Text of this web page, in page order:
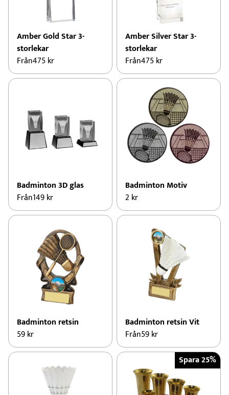
Amber Gold Star 3-
storlekar
Från475kr
Amber Silver Star 3-
storlekar
Från475kr
Badminton 3D glas
Från149kr
Badminton Motiv
2 kr
Badminton retsin
59kr
Badminton retsin Vit
Från59kr
Spara 25%